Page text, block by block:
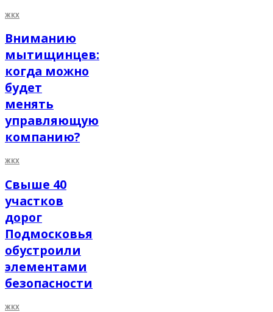
ЖКХ
Вниманию
мытищинцев:
когда можно
будет
менять
управляющую
компанию?
ЖКХ
Свыше 40
участков
дорог
Подмосковья
обустроили
элементами
безопасности
ЖКХ